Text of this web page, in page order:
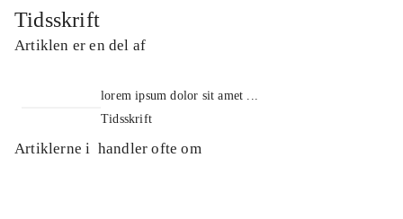
Tidsskrift
Artiklen er en del af
lorem ipsum dolor sit amet ...
Tidsskrift
Artiklerne i handler ofte om